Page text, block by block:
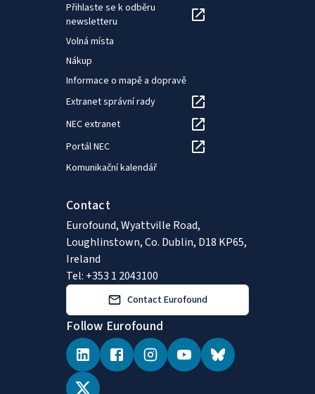
Přihlaste se k odběru
newsletteru
Volná místa
Nákup
Informace o mapě a dopravě
Extranet správní rady
NEC extranet
Portál NEC
Komunikační kalendář
Contact
Eurofound, Wyattville Road,
Loughlinstown, Co. Dublin, D18 KP65,
Ireland
Tel: +353 1 2043100
Contact Eurofound
Follow Eurofound